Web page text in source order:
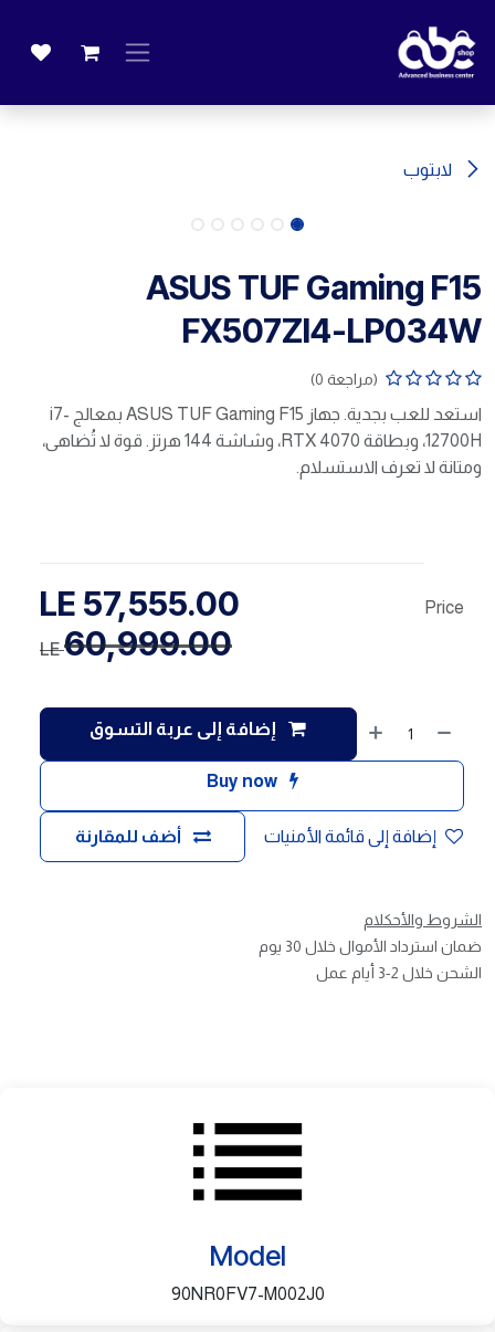
لابتوب
ASUS TUF Gaming F15
FX507ZI4-LP034W
(مراجعة 0)
استعد للعب بجدية. جهاز ASUS TUF Gaming F15 بمعالج i7-
12700H، وبطاقة RTX 4070، وشاشة 144 هرتز. قوة لا تُضاهى،
ومتانة لا تعرف الاستسلام.
إضافة إلى عربة التسوق
Buy now
أضف للمقارنة إضافة إلى قائمة الأمنيات
Price
57,555.00
60,999.00
LE
الشروط والأحكلام
ضمان استرداد الأموال خلال 30 يوم
الشحن خلال 2-3 أيام عمل
Model
90NR0FV7-M002J0